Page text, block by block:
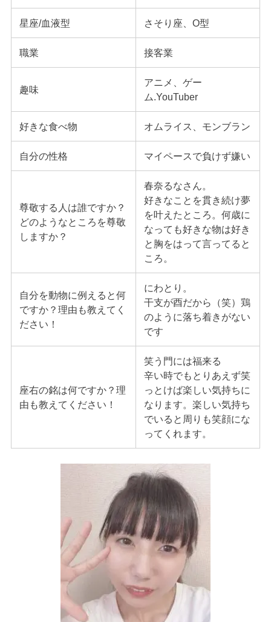
星座/血液型 さそり座、O型
職業 接客業
趣味
アニメ、ゲー
ム.YouTuber
好きな食べ物 オムライス、モンブラン
自分の性格 マイペースで負けず嫌い
尊敬する人は誰ですか？
どのようなところを尊敬
しますか？
春奈るなさん。
好きなことを貫き続け夢
を叶えたところ。何歳に
なっても好きな物は好き
と胸をはって言ってると
ころ。
自分を動物に例えると何
ですか？理由も教えてく
ださい！
にわとり。
干支が酉だから（笑）鶏
のように落ち着きがない
です
座右の銘は何ですか？理
由も教えてください！
笑う門には福来る
辛い時でもとりあえず笑
っとけば楽しい気持ちに
なります。楽しい気持ち
でいると周りも笑顔にな
ってくれます。